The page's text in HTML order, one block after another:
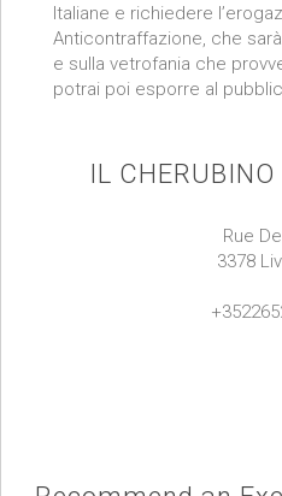
Italiane e richiedere
Anticontraffazione, che
e sulla vetrofania che
potrai poi esporre al
IL
Rue
3378